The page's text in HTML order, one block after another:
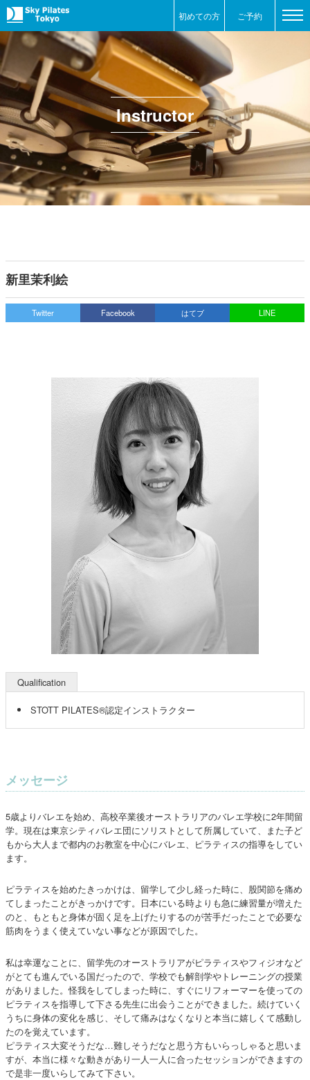
初めての方 ご予約
Instructor
新里茉利絵
Twitter Facebook はてブ LINE
Qualification
STOTT PILATES®認定インストラクター
メッセージ
5歳よりバレエを始め、高校卒業後オーストラリアのバレエ学校に2年間留
学。現在は東京シティバレエ団にソリストとして所属していて、また子ど
もから大人まで都内のお教室を中心にバレエ、ピラティスの指導をしてい
ます。
ピラティスを始めたきっかけは、留学して少し経った時に、股関節を痛め
てしまったことがきっかけです。日本にいる時よりも急に練習量が増えた
のと、もともと身体が固く足を上げたりするのが苦手だったことで必要な
筋肉をうまく使えていない事などが原因でした。
私は幸運なことに、留学先のオーストラリアがピラティスやフィジオなど
がとても進んでいる国だったので、学校でも解剖学やトレーニングの授業
がありました。怪我をしてしまった時に、すぐにリフォーマーを使っての
ピラティスを指導して下さる先生に出会うことができました。続けていく
うちに身体の変化を感じ、そして痛みはなくなりと本当に嬉しくて感動し
たのを覚えています。
ピラティス大変そうだな…難しそうだなと思う方もいらっしゃると思いま
すが、本当に様々な動きがあり一人一人に合ったセッションができますの
で是非一度いらしてみて下さい。